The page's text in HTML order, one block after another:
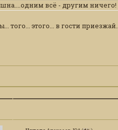
всё - другим ничего!
того... этого... в гости